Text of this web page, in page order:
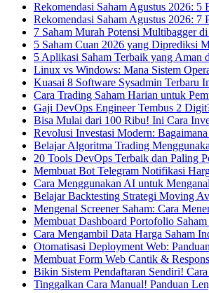
Rekomendasi Saham Agustus 2026:
Rekomendasi Saham Agustus 2026: 7
7 Saham Murah Potensi Multibagger
5 Saham Cuan 2026 yang Diprediksi
5 Aplikasi Saham Terbaik yang Aman
Linux vs Windows: Mana Sistem
Kuasai 8 Software Sysadmin Terbaru
Cara Trading Saham Harian untuk
Gaji DevOps Engineer Tembus 2
Bisa Mulai dari 100 Ribu! Ini Cara
Revolusi Investasi Modern:
Belajar Algoritma Trading
20 Tools DevOps Terbaik dan Paling
Membuat Bot Telegram Notifikasi
Cara Menggunakan AI untuk
Belajar Backtesting Strategi Moving
Mengenal Screener Saham: Cara
Membuat Dashboard Portofolio
Cara Mengambil Data Harga Saham
Otomatisasi Deployment Web:
Membuat Form Web Cantik &
Bikin Sistem Pendaftaran Sendiri!
Tinggalkan Cara Manual! Panduan